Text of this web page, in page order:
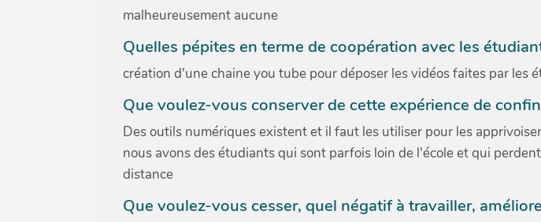
malheureusement aucune
Quelles pépites en terme de coopération avec les
création d'une chaine you tube pour déposer les vidéos faites par les
Que voulez-vous conserver de cette expérience de
Des outils numériques existent et il faut les utiliser pour les
nous avons des étudiants qui sont parfois loin de l'école et qui
distance
Que voulez-vous cesser, quel négatif à travailler,